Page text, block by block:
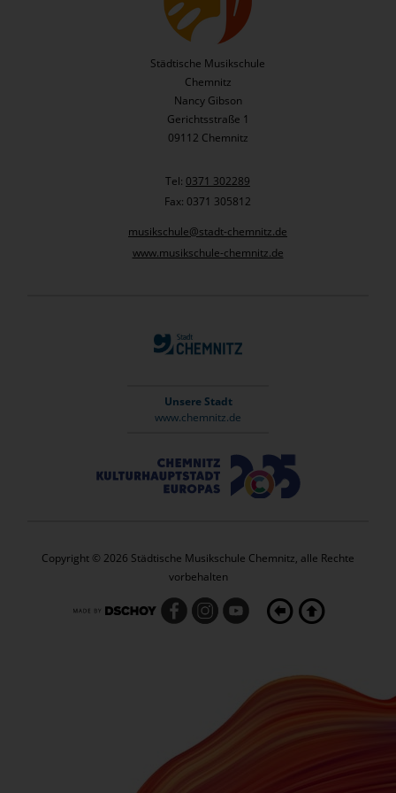
Städtische Musikschule
Chemnitz
Nancy Gibson
Gerichtsstraße 1
09112 Chemnitz
Tel: 0371 302289
Fax: 0371 305812
musikschule@stadt-chemnitz.de
www.musikschule-chemnitz.de
Unsere Stadt
www.chemnitz.de
Copyright © 2026 Städtische Musikschule Chemnitz, alle Rechte
vorbehalten